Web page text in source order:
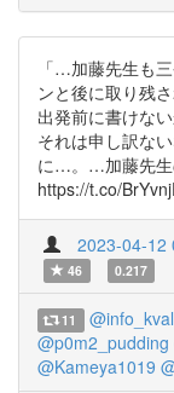
「…加藤先生も
ンと後に取り残
出発前に書けな
それは申し訳な
に…。…加藤先生
https://t.co/
2023-04-12
46
0.217
11
@p0m2_pudding
@Kameya1019